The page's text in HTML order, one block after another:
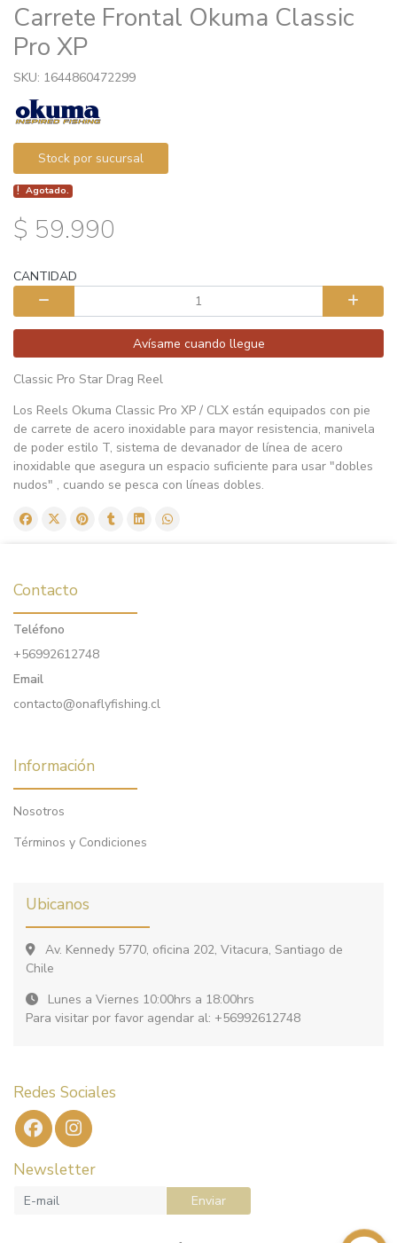
Carrete Frontal Okuma Classic
Pro XP
SKU: 1644860472299
Stock por sucursal
Agotado.
$ 59.990
CANTIDAD
Avísame cuando llegue
Classic Pro Star Drag Reel
Los Reels Okuma Classic Pro XP / CLX están equipados con pie
de carrete de acero inoxidable para mayor resistencia, manivela
de poder estilo T, sistema de devanador de línea de acero
inoxidable que asegura un espacio suficiente para usar "dobles
nudos" , cuando se pesca con líneas dobles.
Contacto
Teléfono
+56992612748
Email
contacto@onaflyfishing.cl
Información
Nosotros
Términos y Condiciones
Ubicanos
Av. Kennedy 5770, oficina 202, Vitacura, Santiago de
Chile
Lunes a Viernes 10:00hrs a 18:00hrs
Para visitar por favor agendar al: +56992612748
Redes Sociales
Newsletter
Enviar